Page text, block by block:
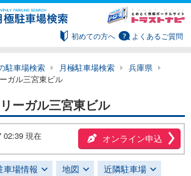
初めての方へ よくあるご質問
駐車場検索 月極駐車場検索
兵庫県
ガル三宮東ビル
リーガル三宮東ビル
02:39 現在 オンライン申込
車場情報 地図 近隣駐車場